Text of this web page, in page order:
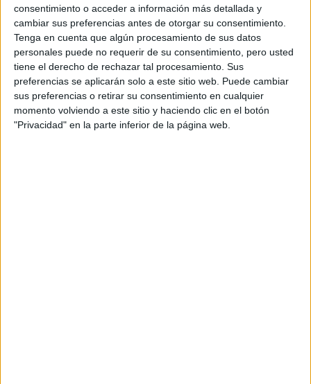
consentimiento o acceder a información más detallada y
cambiar sus preferencias antes de otorgar su consentimiento.
Tenga en cuenta que algún procesamiento de sus datos
personales puede no requerir de su consentimiento, pero usted
tiene el derecho de rechazar tal procesamiento. Sus
preferencias se aplicarán solo a este sitio web. Puede cambiar
sus preferencias o retirar su consentimiento en cualquier
momento volviendo a este sitio y haciendo clic en el botón
"Privacidad" en la parte inferior de la página web.